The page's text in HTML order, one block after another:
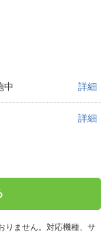
中 詳細
詳細
りません。対応機種、サ